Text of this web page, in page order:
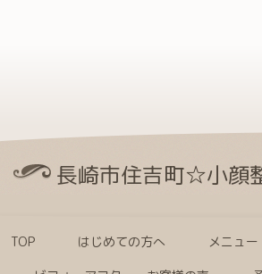
長崎市住吉町☆小顔
TOP はじめての方へ メニュー